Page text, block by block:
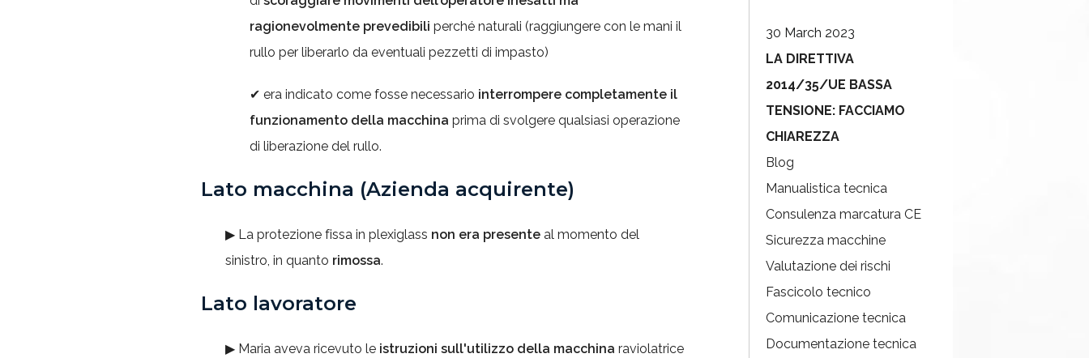
ragionevolmente prevedibili perché naturali (raggiungere con le mani il
rullo per liberarlo da eventuali pezzetti di impasto)
✔ era indicato come fosse necessario interrompere completamente il
funzionamento della macchina prima di svolgere qualsiasi operazione
di liberazione del rullo.
Lato macchina (Azienda acquirente)
▶ La protezione fissa in plexiglass non era presente al momento del
sinistro, in quanto rimossa.
Lato lavoratore
▶ Maria aveva ricevuto le istruzioni sull'utilizzo della macchina raviolatrice
30 March 2023
LA DIRETTIVA
2014/35/UE BASSA
TENSIONE: FACCIAMO
CHIAREZZA
Blog
Manualistica tecnica
Consulenza marcatura CE
Sicurezza macchine
Valutazione dei rischi
Fascicolo tecnico
Comunicazione tecnica
Documentazione tecnica